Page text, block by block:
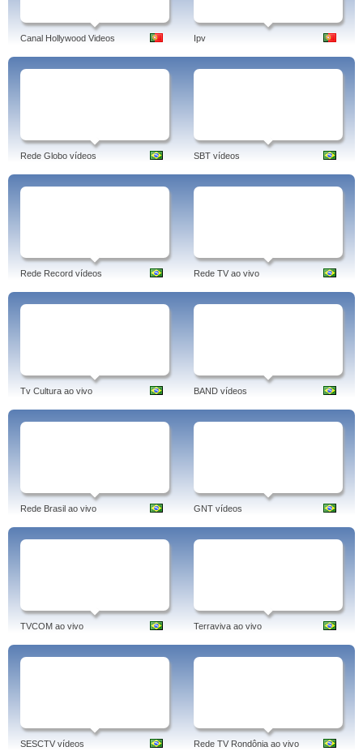
Canal Hollywood Videos Ipv
Rede Globo vídeos SBT vídeos
Rede Record vídeos Rede TV ao vivo
Tv Cultura ao vivo BAND vídeos
Rede Brasil ao vivo GNT vídeos
TVCOM ao vivo Terraviva ao vivo
SESCTV vídeos Rede TV Rondônia ao vivo